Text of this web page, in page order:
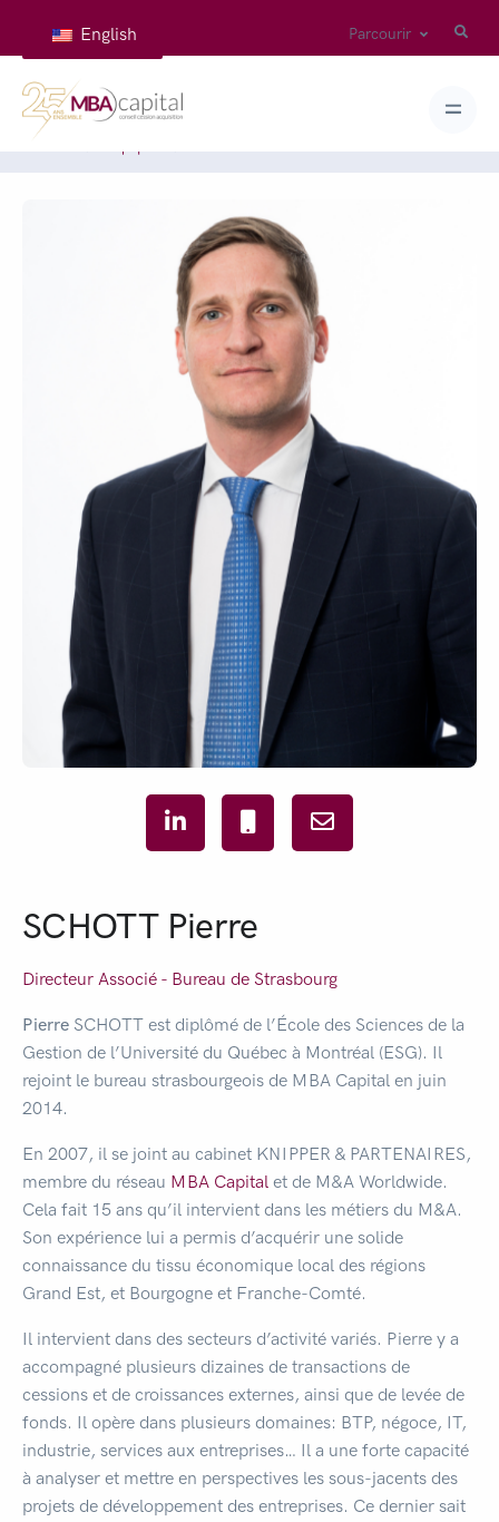
English Parcourir
SCHOTT Pierre
Directeur Associé - Bureau de Strasbourg
Pierre SCHOTT est diplômé de l’École des Sciences de la
Gestion de l’Université du Québec à Montréal (ESG). Il
rejoint le bureau strasbourgeois de MBA Capital en juin
2014.
En 2007, il se joint au cabinet KNIPPER & PARTENAIRES,
membre du réseau MBA Capital et de M&A Worldwide.
Cela fait 15 ans qu’il intervient dans les métiers du M&A.
Son expérience lui a permis d’acquérir une solide
connaissance du tissu économique local des régions
Grand Est, et Bourgogne et Franche-Comté.
Il intervient dans des secteurs d’activité variés. Pierre y a
accompagné plusieurs dizaines de transactions de
cessions et de croissances externes, ainsi que de levée de
fonds. Il opère dans plusieurs domaines: BTP, négoce, IT,
industrie, services aux entreprises… Il a une forte capacité
à analyser et mettre en perspectives les sous-jacents des
projets de développement des entreprises. Ce dernier sait